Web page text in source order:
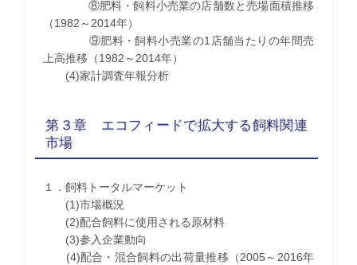
⑧肥料・飼料小売業の店舗数と売場面積推移
（1982～2014年）
⑨肥料・飼料小売業の1店舗当たりの年間売
上高推移（1982～2014年）
(4)家計調査年報分析
第３章 エコフィードで拡大する飼料関連
市場
１．飼料トータルマーケット
(1)市場概況
(2)配合飼料に使用される原材料
(3)参入企業動向
(4)配合・混合飼料の出荷量推移（2005～2016年